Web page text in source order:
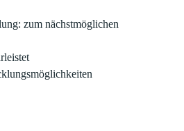
zum nächstmöglichen